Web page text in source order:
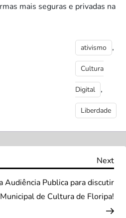
mais seguras e privadas na
ativismo ,
Cultura
Digital ,
Liberdade
Next
Next
Audiência Publica para discutir
de Cultura de Floripa!